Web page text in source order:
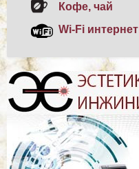
Кофе, чай
Wi-Fi интернет